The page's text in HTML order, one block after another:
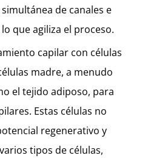
de canales e
que agiliza el proceso.
capilar con células
madre, a menudo
el tejido adiposo, para
Estas células no
regenerativo y
tipos de células,